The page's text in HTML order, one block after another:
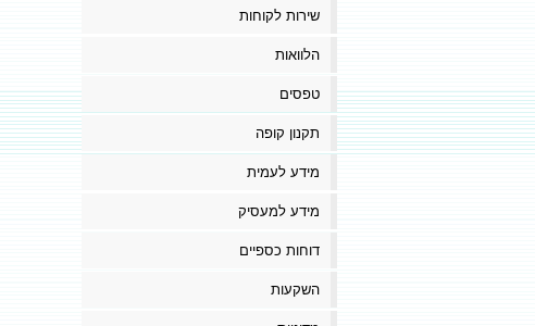
שירות לקוחות
הלוואות
טפסים
תקנון קופה
מידע לעמית
מידע למעסיק
דוחות כספיים
השקעות